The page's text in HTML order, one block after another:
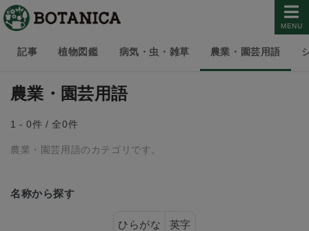
MENU
記事 植物図鑑 病気・虫・雑草 農業・園芸用語
農業・園芸用語
1 - 0件 / 全0件
農業・園芸用語のカテゴリです。
名称から探す
ひらがな 英字